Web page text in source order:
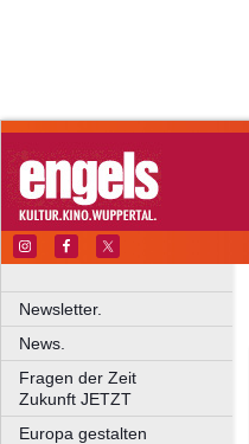
Newsletter.
News.
Fragen der Zeit
Zukunft JETZT
Europa gestalten